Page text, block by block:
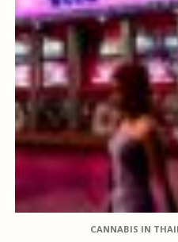
CANNABIS IN